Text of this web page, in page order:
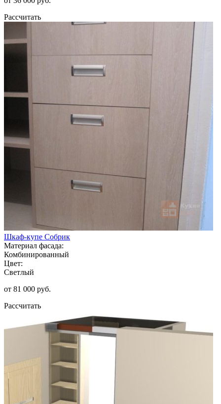
Рассчитать
Шкаф-купе Собрик
Материал фасада:
Комбинированный
Цвет:
Светлый
от 81 000 руб.
Рассчитать